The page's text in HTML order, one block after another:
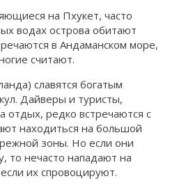
на Пхукет, часто
водах острова обитают
в Андаманском море,
считают.
славятся богатым
Дайверы и туристы,
отдых, редко встречаются с
находиться на большой
зоны. Но если они
то нечасто нападают на
их спровоцируют.